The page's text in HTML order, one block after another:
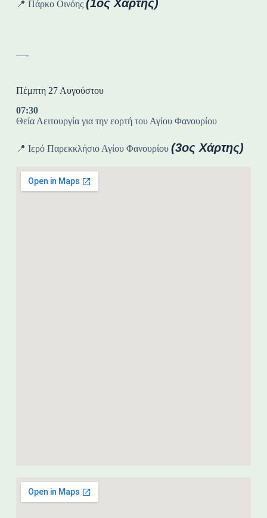
📍 Πάρκο Οινόης (1ος Χάρτης)
—-
Πέμπτη 27 Αυγούστου
07:30
Θεία Λειτουργία για την εορτή του Αγίου Φανουρίου
📍 Ιερό Παρεκκλήσιο Αγίου Φανουρίου (3ος Χάρτης)